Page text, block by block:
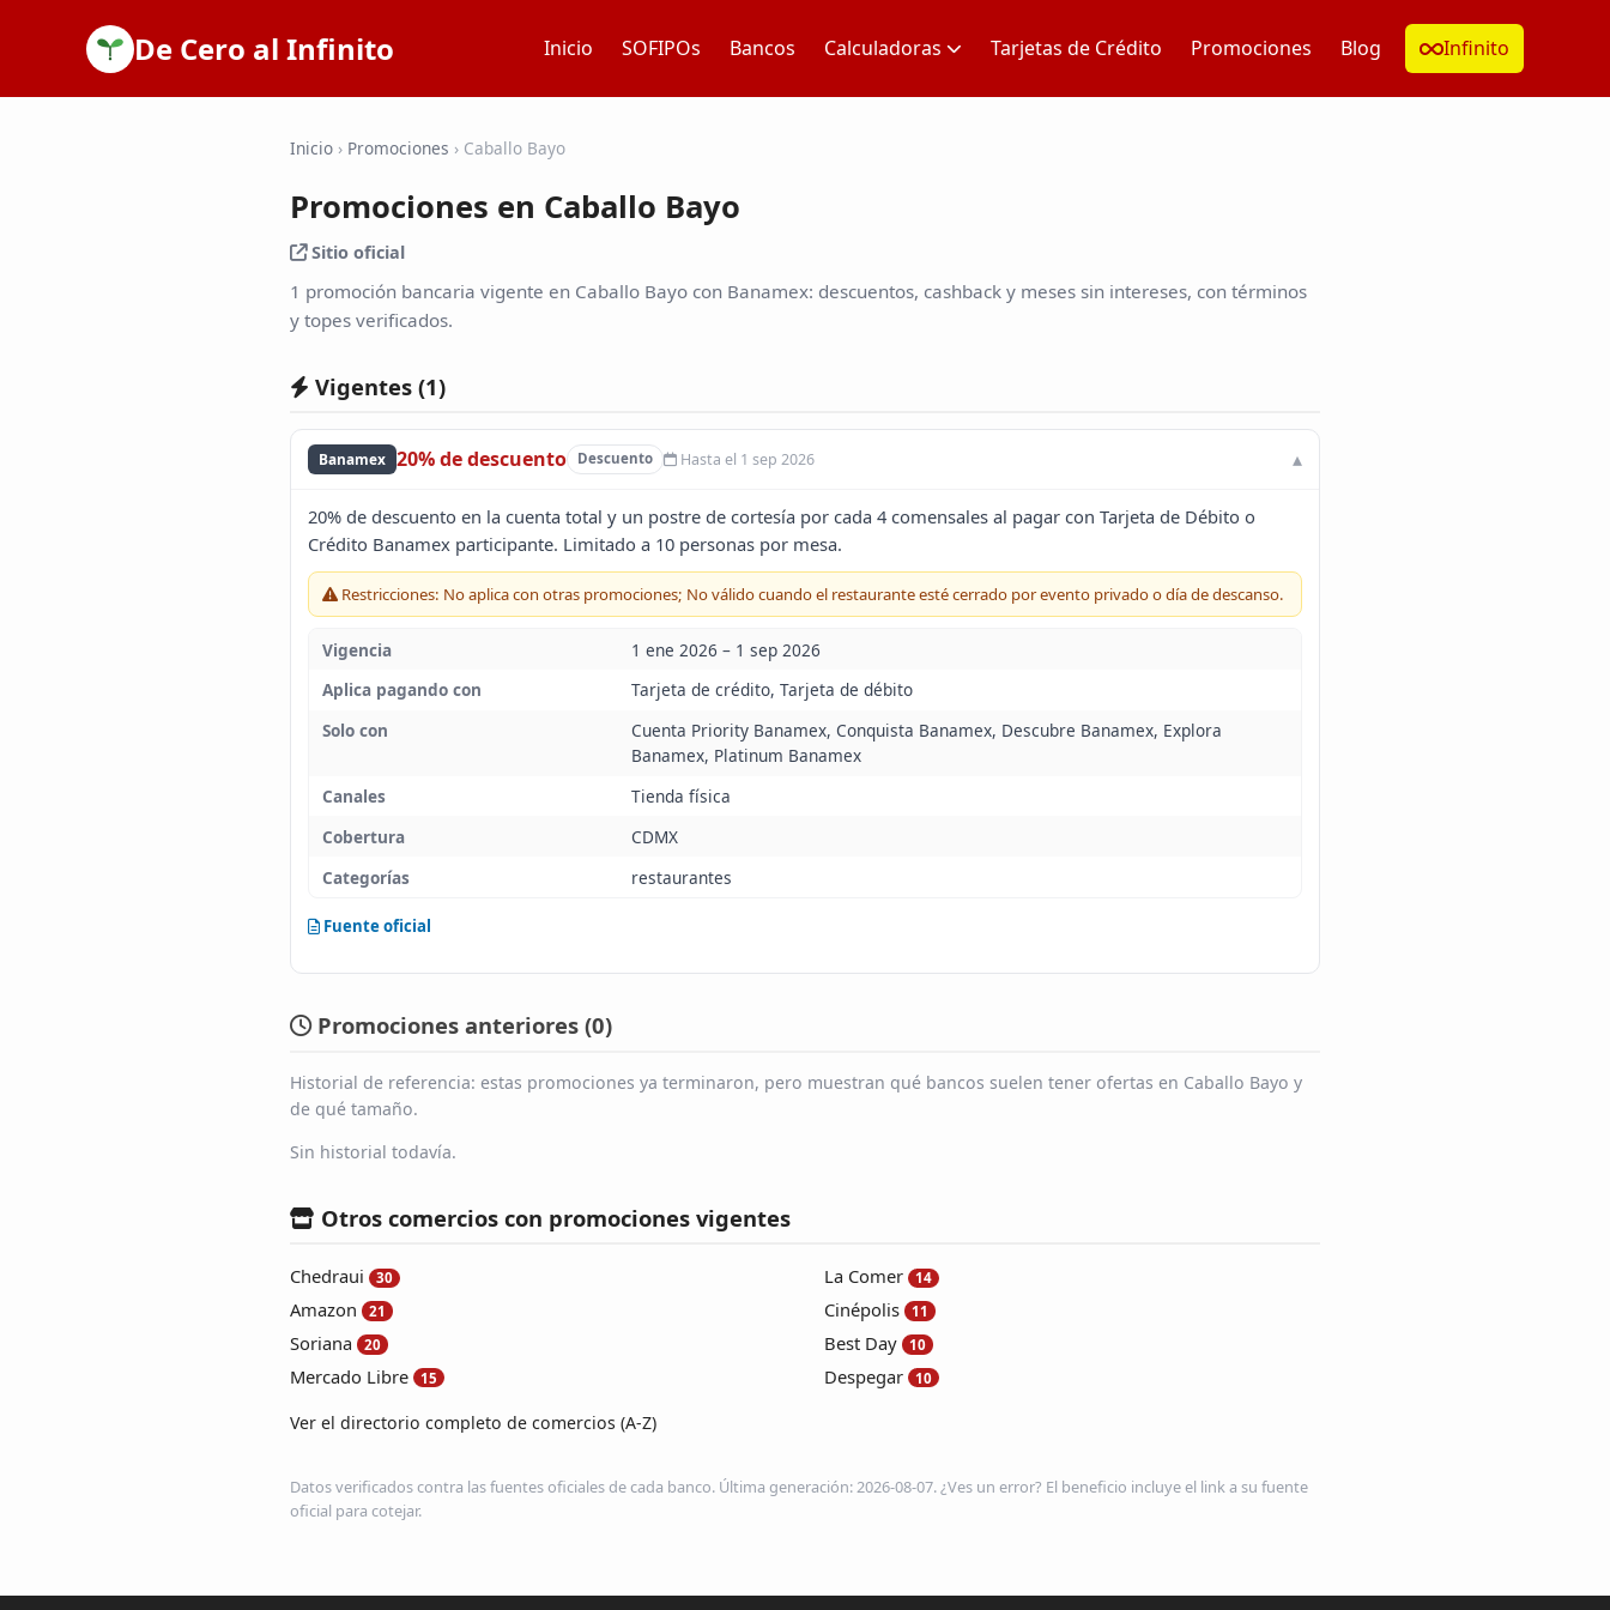
De Cero al Infinito Inicio SOFIPOs Bancos Calculadoras Tarjetas de Crédito Promociones Blog Infinito
Inicio › Promociones › Caballo Bayo
Promociones en Caballo Bayo
Sitio oficial
1 promoción bancaria vigente en Caballo Bayo con Banamex: descuentos, cashback y meses sin intereses, con términos
y topes verificados.
Vigentes (1)
Banamex 20% de descuento Descuento Hasta el 1 sep 2026
20% de descuento en la cuenta total y un postre de cortesía por cada 4 comensales al pagar con Tarjeta de Débito o
Crédito Banamex participante. Limitado a 10 personas por mesa.
Restricciones: No aplica con otras promociones; No válido cuando el restaurante esté cerrado por evento privado o día de descanso.
Vigencia
1 ene 2026 – 1 sep 2026
Aplica pagando con
Tarjeta de crédito, Tarjeta de débito
Solo con
Cuenta Priority Banamex, Conquista Banamex, Descubre Banamex, Explora
Banamex, Platinum Banamex
Canales
Tienda física
Cobertura
CDMX
Categorías
restaurantes
Fuente oficial
Promociones anteriores (0)
Historial de referencia: estas promociones ya terminaron, pero muestran qué bancos suelen tener ofertas en Caballo Bayo y
de qué tamaño.
Sin historial todavía.
Otros comercios con promociones vigentes
Chedraui 30
Amazon 21
Soriana 20
Mercado Libre 15
La Comer 14
Cinépolis 11
Best Day 10
Despegar 10
Ver el directorio completo de comercios (A-Z)
Datos verificados contra las fuentes oficiales de cada banco. Última generación: 2026-08-07. ¿Ves un error? El beneficio incluye el link a su fuente
oficial para cotejar.